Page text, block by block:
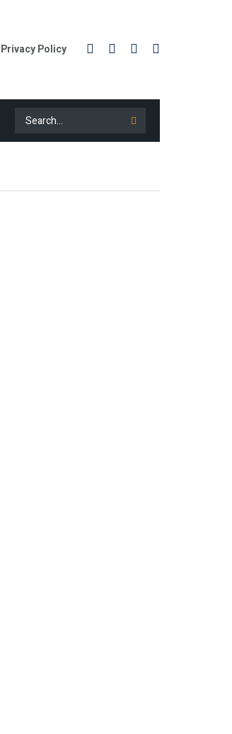
Privacy Policy